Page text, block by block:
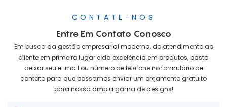
CONTATE-NOS
Entre Em Contato Conosco
Em busca da gestão empresarial moderna, do atendimento ao
cliente em primeiro lugar e da excelência em produtos, basta
deixar seu e-mail ou número de telefone no formulário de
contato para que possamos enviar um orçamento gratuito
para nossa ampla gama de designs!